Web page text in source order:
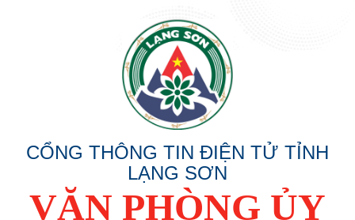
CỔNG THÔNG TIN ĐIỆN TỬ TỈNH
LẠNG SƠN
VĂN PHÒNG ỦY